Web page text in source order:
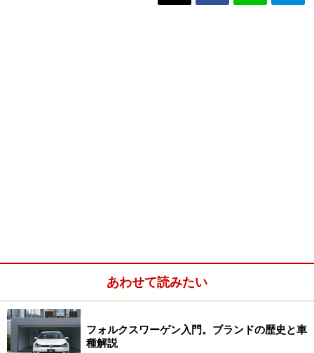
あわせて読みたい
フォルクスワーゲン入門。ブランドの歴史と車
種解説